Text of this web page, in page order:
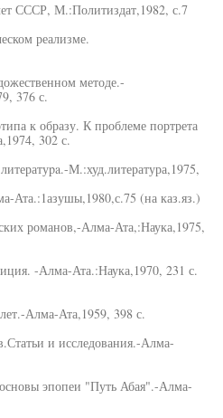
СССР, М.:Политиздат,1982, с.7
реализме.
методе.-
376 с.
к образу. К проблеме портрета
302 с.
М.:худ.литература,1975,
Ата.:1азушы,1980,с.75 (на каз.яз.)
романов,-Алма-Ата,:Наука,1975,
-Алма-Ата.:Наука,1970, 231 с.
Алма-Ата,1959, 398 с.
и исследования.-Алма-
эпопеи "Путь Абая".-Алма-